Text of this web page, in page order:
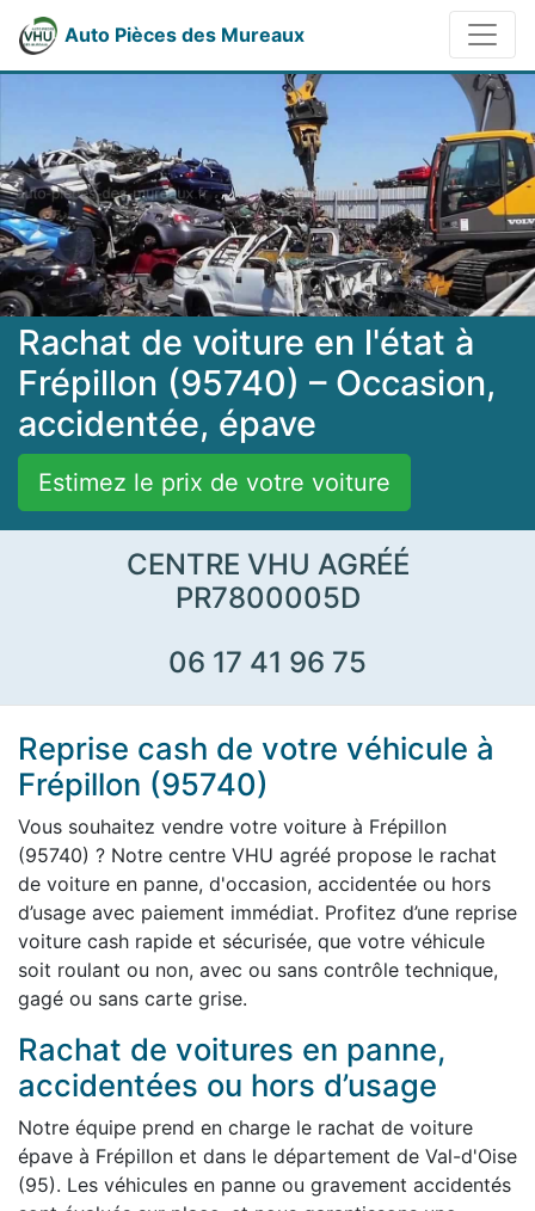
Auto Pièces des Mureaux
Rachat de voiture en l'état à
Frépillon (95740) – Occasion,
accidentée, épave
Estimez le prix de votre voiture
CENTRE VHU AGRÉÉ
PR7800005D
06 17 41 96 75
Reprise cash de votre véhicule à
Frépillon (95740)
Vous souhaitez vendre votre voiture à Frépillon
(95740) ? Notre centre VHU agréé propose le rachat
de voiture en panne, d'occasion, accidentée ou hors
d’usage avec paiement immédiat. Profitez d’une reprise
voiture cash rapide et sécurisée, que votre véhicule
soit roulant ou non, avec ou sans contrôle technique,
gagé ou sans carte grise.
Rachat de voitures en panne,
accidentées ou hors d’usage
Notre équipe prend en charge le rachat de voiture
épave à Frépillon et dans le département de Val-d'Oise
(95). Les véhicules en panne ou gravement accidentés